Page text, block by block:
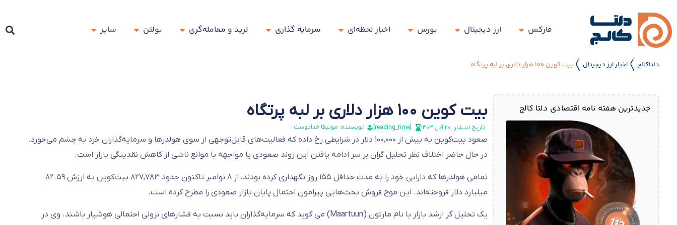
فارکس ارز دیجیتال بورس اخبار لحظه‌ای سرمایه گذاری ترید و معامله‌گری بولتن سایر
دلتاکالج اخبار ارز دیجیتال بیت کوین ۱۰۰ هزار دلاری بر لبه پرتگاه
بیت کوین ۱۰۰ هزار دلاری بر لبه پرتگاه
تاریخ انتشار: ۲۰ آذر, ۱۴۰۳ [reading_time] نویسنده: مونیکا خدادوست
صعود بیت‌کوین به بیش از ۱۰۰,۰۰۰ دلار در شرایطی رخ داده که فعالیت‌های قابل‌توجهی از سوی هولدرها و سرمایه‌گذاران خرد به چشم می‌خورد.
در حال حاضر اختلاف نظر تحلیل گران بر سر ادامه یافتن این روند صعودی یا مواجهه با موانع ناشی از کاهش نقدینگی بازار است.
تمامی هولدرها که دارایی خود را به مدت حداقل ۱۵۵ روز نگهداری کرده بودند، از 8 نوامبر تاکنون حدود ۸۲۷,۷۸۳ بیت‌کوین به ارزش ۸۲.۵۹
میلیارد دلار فروخته‌اند. این موج فروش بحث‌هایی پیرامون احتمال پایان بازار صعودی را مطرح کرده است.
یک تحلیل گر ارشد بازار با نام مارتون (Maartuun) می گوید که سرمایه‌گذاران باید نسبت به فشارهای نزولی احتمالی هوشیار باشند. وی در
جدیدترین هفته نامه اقتصادی دلتا کالج